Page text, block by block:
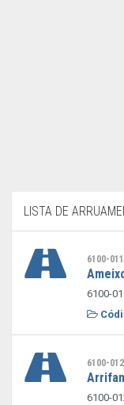
LISTA DE
6100-011
6100-
6100-012
6100-